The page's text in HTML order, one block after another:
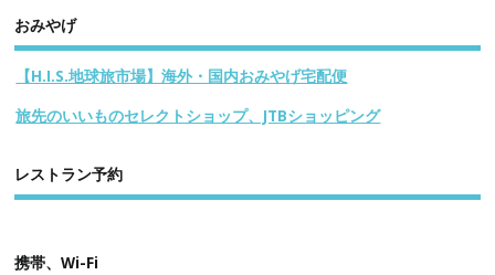
おみやげ
【H.I.S.地球旅市場】海外・国内おみやげ宅配便
旅先のいいものセレクトショップ、JTBショッピング
レストラン予約
携帯、Wi-Fi